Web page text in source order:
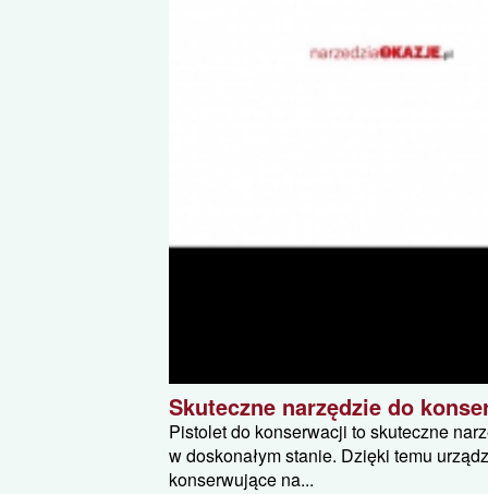
Skuteczne narzędzie do
Pistolet do konserwacji to skuteczne
w doskonałym stanie. Dzięki temu
konserwujące na...